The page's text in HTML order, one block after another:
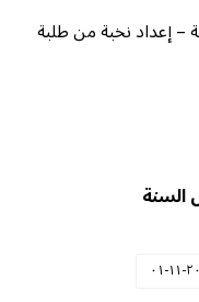
إعداد نخبة من طلبة
٠١